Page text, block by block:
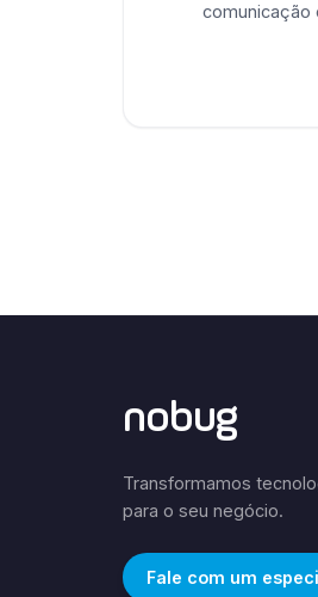
comunicação
nobug
Transformamos
para o seu negócio.
Fale com um